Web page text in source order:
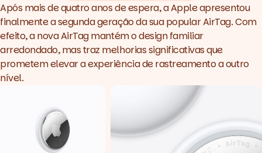
Após mais de quatro anos de espera, a Apple apresentou
finalmente a segunda geração da sua popular AirTag. Com
efeito, a nova AirTag mantém odesignfamiliar
arredondado, mas traz melhorias significativas que
prometem elevar a experiência de rastreamento a outro
nível.